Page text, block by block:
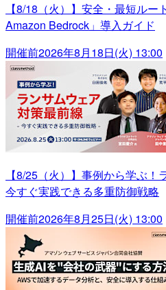
【8/18（火）】安全・最短ル
Amazon Bedrock」導入ガイド
開催前2026年8月18日(火) 13:00
【8/25（火）】事例から学ぶ
今すぐ実践できる多重防御戦略
開催前2026年8月25日(火) 13:00